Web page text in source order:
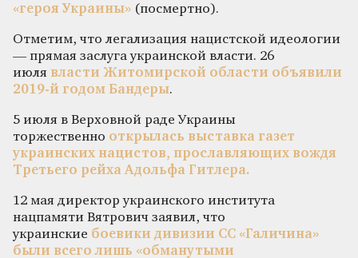
«героя Украины» (посмертно).
Отметим, что легализация нацистской идеологии
— прямая заслуга украинской власти. 26
июля власти Житомирской области объявили
2019-й годом Бандеры.
5 июля в Верховной раде Украины
торжественно открылась выставка газет
украинских нацистов, прославляющих вождя
Третьего рейха Адольфа Гитлера.
12 мая директор украинского института
нацпамяти Вятрович заявил, что
украинские боевики дивизии СС «Галичина»
были всего лишь «обманутыми